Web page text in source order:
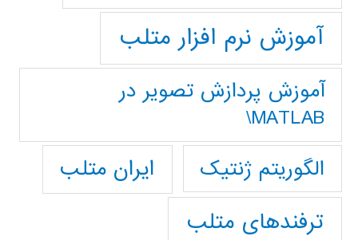
آموزش نرم افزار متلب
آموزش پردازش تصوير در
MATLAB\
الگوریتم ژنتیک
ایران متلب
ترفندهای متلب